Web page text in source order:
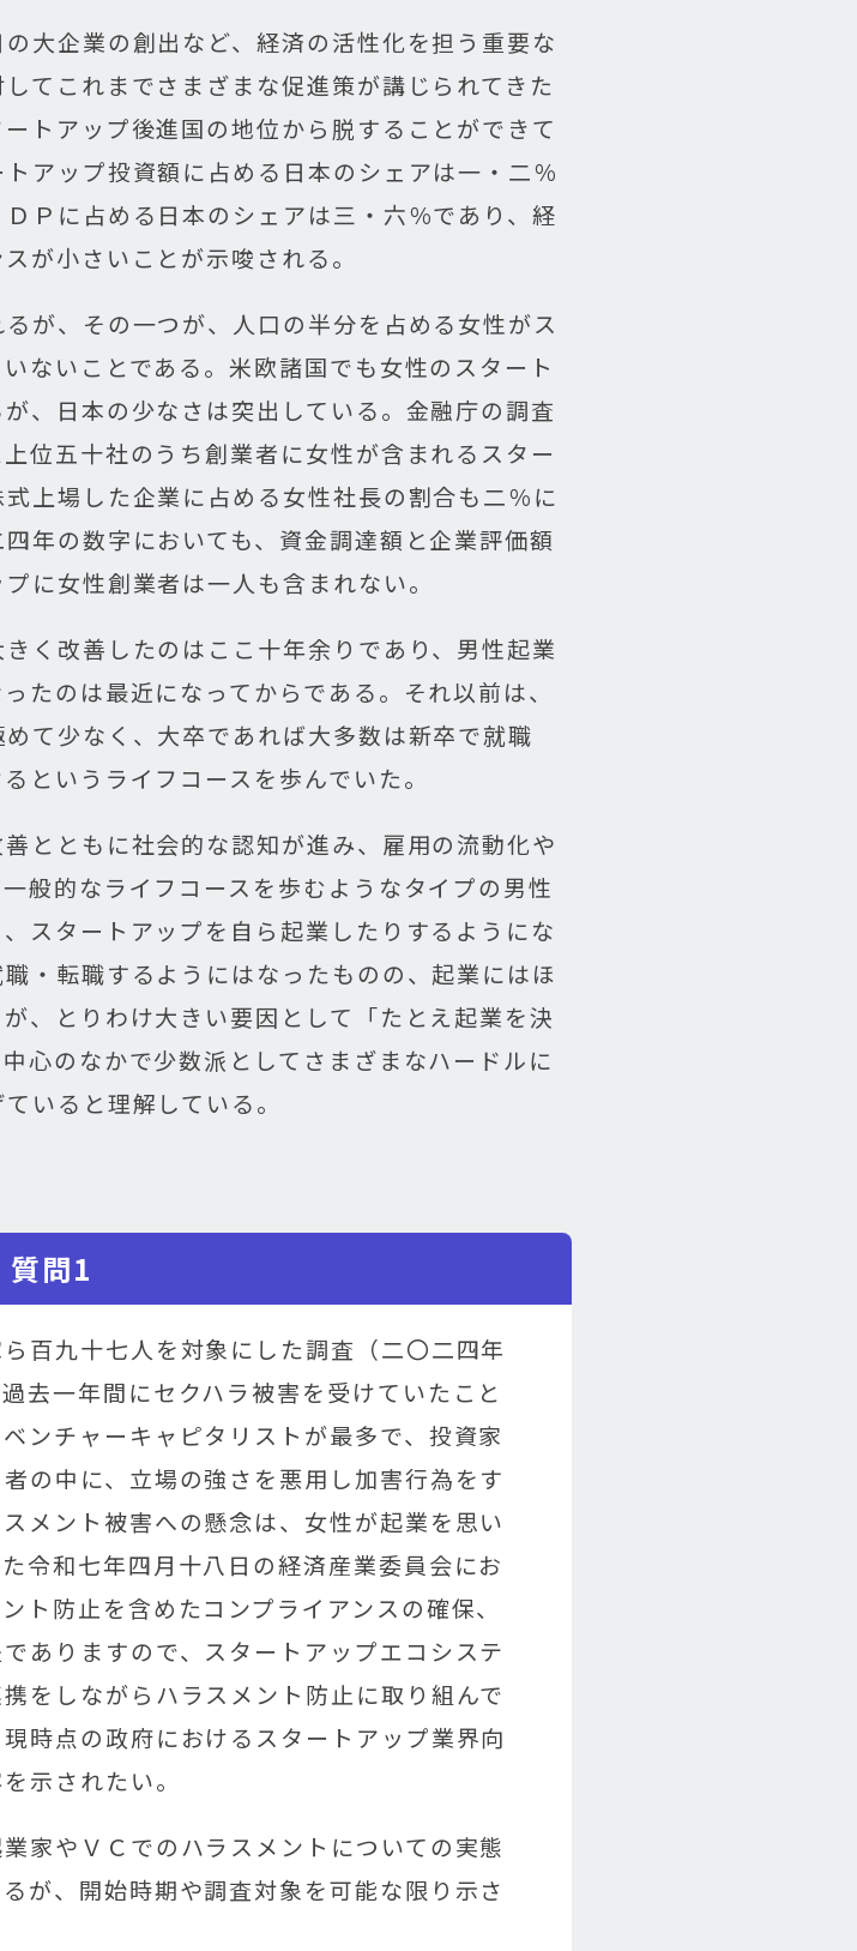
大企業の創出など、経済の活性化を担う重要な
てこれまでさまざまな促進策が講じられてきた
トアップ後進国の地位から脱することができて
アップ投資額に占める日本のシェアは一・二％
Ｐに占める日本のシェアは三・六％であり、経
が小さいことが示唆される。
が、その一つが、人口の半分を占める女性がス
ないことである。米欧諸国でも女性のスタート
、日本の少なさは突出している。金融庁の調査
位五十社のうち創業者に女性が含まれるスター
上場した企業に占める女性社長の割合も二％に
年の数字においても、資金調達額と企業評価額
に女性創業者は一人も含まれない。
く改善したのはここ十年余りであり、男性起業
たのは最近になってからである。それ以前は、
て少なく、大卒であれば大多数は新卒で就職
というライフコースを歩んでいた。
とともに社会的な認知が進み、雇用の流動化や
般的なライフコースを歩むようなタイプの男性
スタートアップを自ら起業したりするようにな
・転職するようにはなったものの、起業にはほ
、とりわけ大きい要因として「たとえ起業を決
心のなかで少数派としてさまざまなハードルに
いると理解している。
質問1
百九十七人を対象にした調査（二〇二四年
去一年間にセクハラ被害を受けていたこと
ンチャーキャピタリストが最多で、投資家
の中に、立場の強さを悪用し加害行為をす
メント被害への懸念は、女性が起業を思い
令和七年四月十八日の経済産業委員会にお
ト防止を含めたコンプライアンスの確保、
ありますので、スタートアップエコシステ
をしながらハラスメント防止に取り組んで
時点の政府におけるスタートアップ業界向
示されたい。
家やＶＣでのハラスメントについての実態
が、開始時期や調査対象を可能な限り示さ